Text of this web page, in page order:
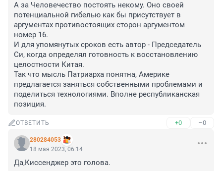
А за Человечество постоять некому. Оно своей
потенциальной гибелью как бы присутствует в
аргументах противостоящих сторон аргументом
номер 16.
И для упомянутых сроков есть автор - Председатель
Си, когда определял готовность к восстановлению
целостности Китая.
Так что мысль Патриарха понятна, Америке
предлагается заняться собственными проблемами и
поделиться технологиями. Вполне республиканская
позиция.
ОТВЕТИТЬ +0 –0
280284053
18 мая 2023, 06:14
Да,Киссенджер это голова.